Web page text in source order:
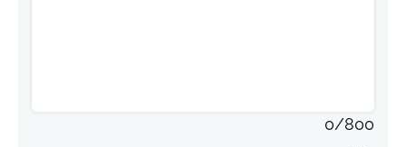
0/800